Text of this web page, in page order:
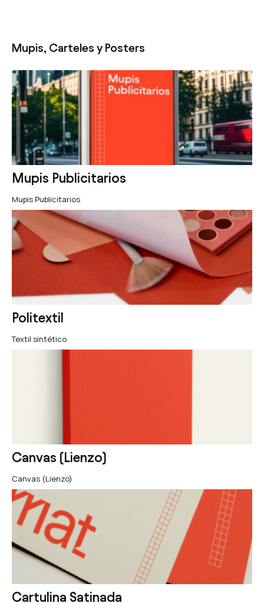
Mupis, Carteles y Posters
Mupis Publicitarios
Mupis Publicitarios
Politextil
Textil sintético
Canvas (Lienzo)
Canvas (Lienzo)
Cartulina Satinada